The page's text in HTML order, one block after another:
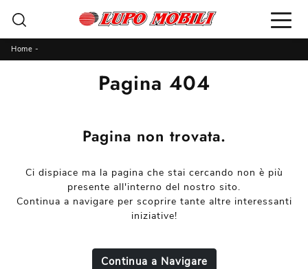
Home -
Pagina 404
Pagina non trovata.
Ci dispiace ma la pagina che stai cercando non è più
presente all'interno del nostro sito.
Continua a navigare per scoprire tante altre interessanti
iniziative!
Continua a Navigare